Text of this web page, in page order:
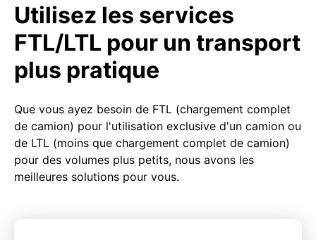
Utilisez les services
FTL/LTL pour un transport
plus pratique
Que vous ayez besoin de FTL (chargement complet
de camion) pour l'utilisation exclusive d'un camion ou
de LTL (moins que chargement complet de camion)
pour des volumes plus petits, nous avons les
meilleures solutions pour vous.